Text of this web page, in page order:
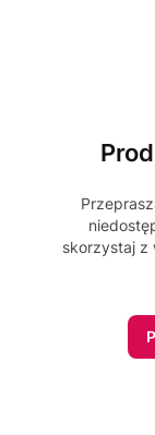
skorzystaj z